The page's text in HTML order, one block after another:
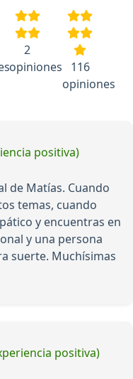
2
opiniones
116
opiniones
positiva)
de Matías. Cuando
temas, cuando
y encuentras en
y una persona
suerte. Muchísimas
positiva)